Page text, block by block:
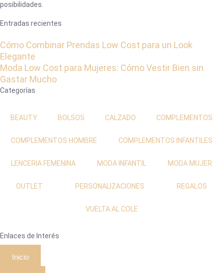
posibilidades.
Entradas recientes
Cómo Combinar Prendas Low Cost para un Look
Elegante
Moda Low Cost para Mujeres: Cómo Vestir Bien sin
Gastar Mucho
Categorías
BEAUTY BOLSOS CALZADO COMPLEMENTOS
COMPLEMENTOS HOMBRE COMPLEMENTOS INFANTILES
LENCERIA FEMENINA MODA INFANTIL MODA MUJER
OUTLET PERSONALIZACIONES REGALOS
VUELTA AL COLE
Enlaces de Interés
Inicio